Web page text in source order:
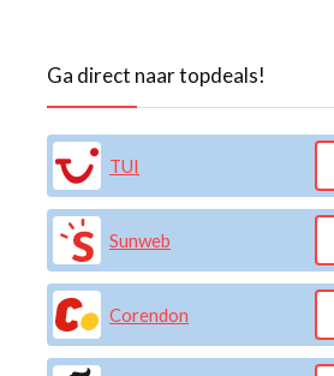
Ga direct naar topdeals!
TUI
Sunweb
Corendon